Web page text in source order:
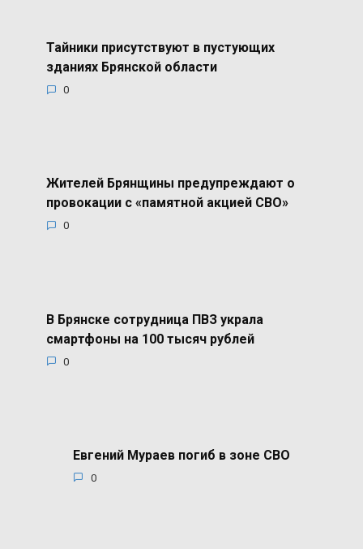
Тайники присутствуют в пустующих
зданиях Брянской области
0
Жителей Брянщины предупреждают о
провокации с «памятной акцией СВО»
0
В Брянске сотрудница ПВЗ украла
смартфоны на 100 тысяч рублей
0
Евгений Мураев погиб в зоне СВО
0